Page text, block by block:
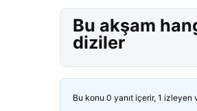
Bu akşam
diziler
Bu konu 0 yanıt içerir, 1 izleyen